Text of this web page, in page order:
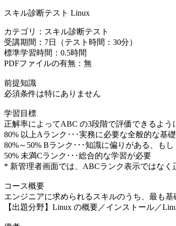
スキル診断テスト Linux
カテゴリ：スキル診断テスト
受講期間：7日（テスト時間：30分）
標準学習時間：0.5時間
PDFファイルの有無：無
前提知識
必須条件は特にありません
学習目標
正解率によってABC の3段階で評価できるよう
80% 以上Aランク･･･実務に必要な全般的な基
80%～50% Bランク･･･知識に偏りがある、も
50% 未満Cランク･･･総合的な学習が必要
* 新管理者画面では、ABCランク表示ではなく
コース概要
エンジニアに求められるスキルのうち、最も
【出題分野】Linux の概要／インストール／